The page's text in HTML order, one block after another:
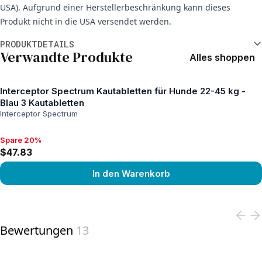
USA). Aufgrund einer Herstellerbeschränkung kann dieses
Produkt nicht in die USA versendet werden.
PRODUKTDETAILS
Verwandte Produkte Alles shoppen
Interceptor Spectrum Kautabletten für Hunde 22-45 kg -
Blau 3 Kautabletten
Interceptor Spectrum
Spare 20%, $47.83
Spare 20%
$47.83
In den Warenkorb
Bewertungen 13